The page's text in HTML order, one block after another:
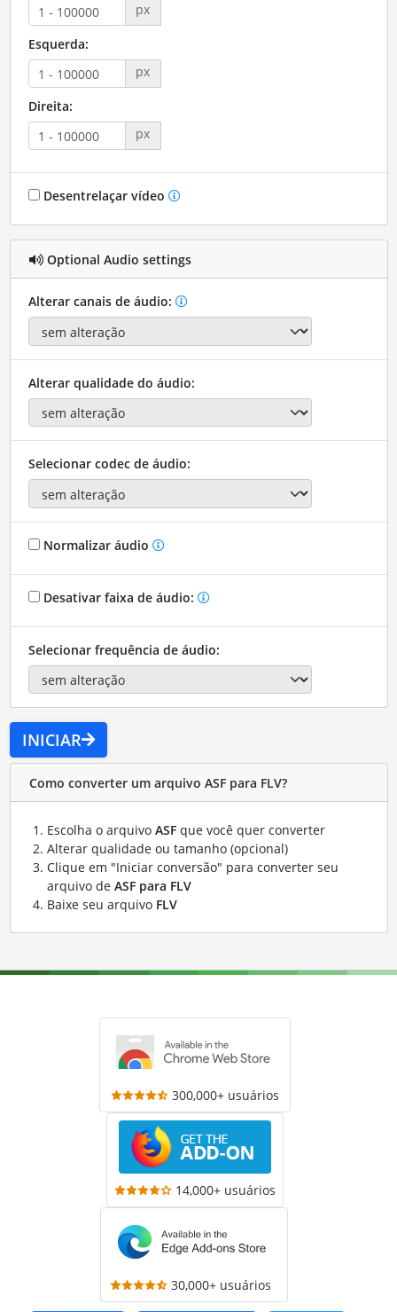
px
Esquerda:
px
Direita:
px
Desentrelaçar vídeo
Optional Audio settings
Alterar canais de áudio:
Alterar qualidade do áudio:
Selecionar codec de áudio:
Normalizar áudio
Desativar faixa de áudio:
Selecionar frequência de áudio:
INICIAR
Como converter um arquivo ASF para FLV?
Escolha o arquivo ASFque você quer converter
Alterar qualidade ou tamanho (opcional)
Clique em "Iniciar conversão" para converter seu
arquivo de ASF para FLV
Baixe seu arquivo FLV
300,000+ usuários
14,000+ usuários
30,000+ usuários